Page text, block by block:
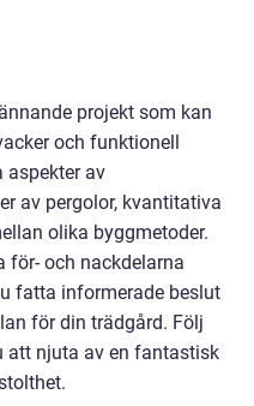
projekt som kan
och funktionell
aspekter av
av pergolor, kvantitativa
olika byggmetoder.
för- och nackdelarna
fatta informerade beslut
för din trädgård. Följ
att njuta av en fantastisk